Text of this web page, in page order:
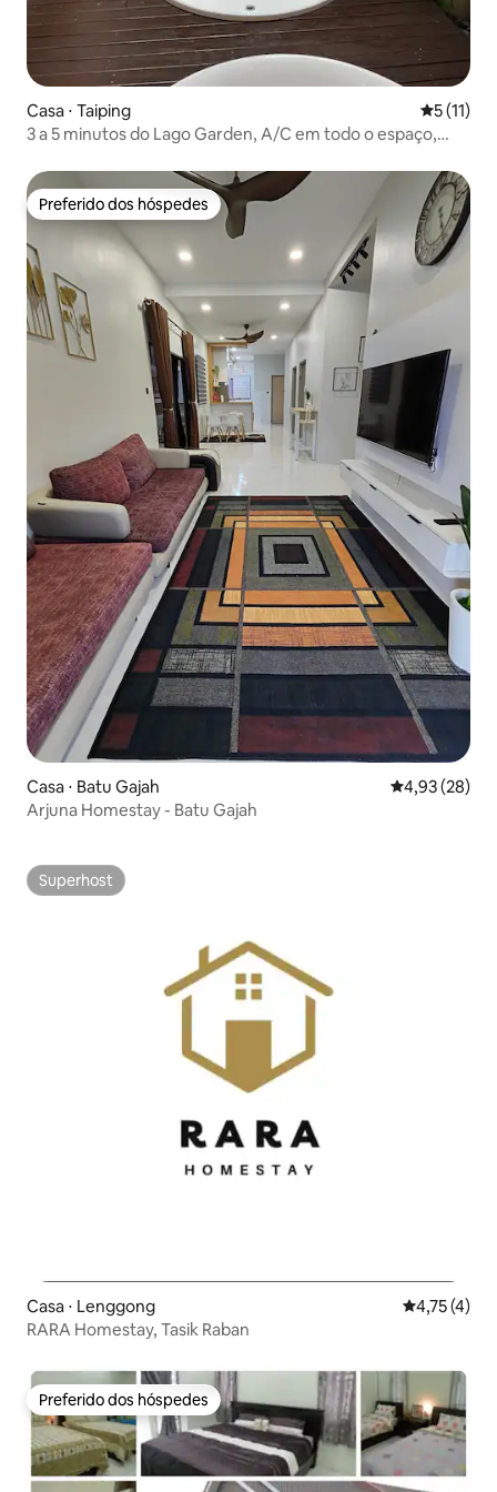
Casa ⋅ Taiping 5 de uma
5 (11)
3 a 5 minutos do Lago Garden, A/C em todo o espaço,
Preferido dos hóspedes
Preferido dos hóspedes
Casa ⋅ Batu Gajah 4,93 de uma
4,93 (28)
Arjuna Homestay - Batu Gajah
Superhost
Superhost
Casa ⋅ Lenggong 4,75 de
4,75 (4)
RARA Homestay, Tasik Raban
Preferido dos hóspedes
Preferido dos hóspedes